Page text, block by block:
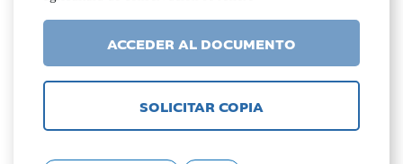
ACCEDER AL DOCUMENTO
SOLICITAR COPIA